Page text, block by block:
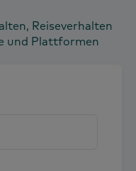
Reiseverhalten
und Plattformen